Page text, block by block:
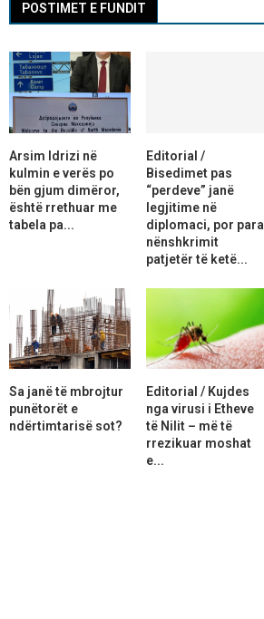
POSTIMET E FUNDIT
Arsim Idrizi në
kulmin e verës po
bën gjum dimëror,
është rrethuar me
tabela pa...
Editorial /
Bisedimet pas
“perdeve” janë
legjitime në
diplomaci, por para
nënshkrimit
patjetër të ketë...
Sa janë të mbrojtur
punëtorët e
ndërtimtarisë sot?
Editorial / Kujdes
nga virusi i Etheve
të Nilit – më të
rrezikuar moshat
e...